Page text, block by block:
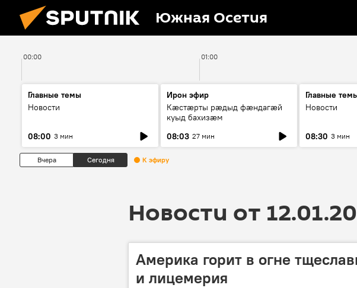
Южная Осетия
00:00 01:00
Главные темы
Новости
08:00 3 мин
Ирон эфир
Кæстæрты рæдыд фæндагæй
куыд бахизæм
08:03 27 мин
Главные
Новости
08:30 3 мин
Вчера Сегодня К эфиру
Новости от
Америка горит в огне
и лицемерия